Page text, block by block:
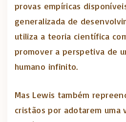
provas empíricas
generalizada de
utiliza a teoria científica
promover a perspetiva de
humano infinito.
Mas Lewis também
cristãos por adotarem uma